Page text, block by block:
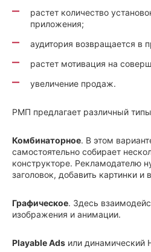
растет количество
приложения;
аудитория возвращается в
растет мотивация на
увеличение продаж.
РМП предлагает различный
Комбинаторное. В этом
самостоятельно собирает
конструкторе. Рекламодателю
заголовок, добавить картинки и
Графическое. Здесь
изображения и анимации.
Playable Ads или динамический